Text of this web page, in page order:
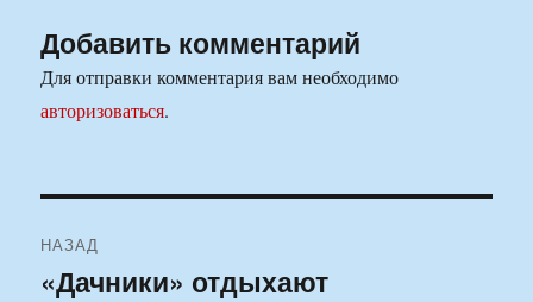
Добавить комментарий
Для отправки комментария вам необходимо
авторизоваться.
по
НАЗАД
Предыдущая
«Дачники» отдыхают